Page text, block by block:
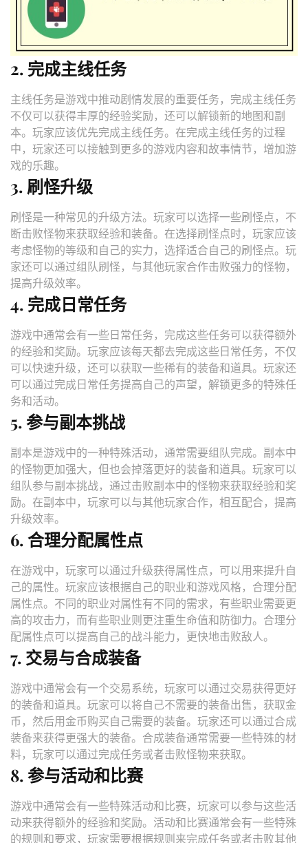
2. 完成主线任务
主线任务是游戏中推动剧情发展的重要任务，完成主线任务
不仅可以获得丰厚的经验奖励，还可以解锁新的地图和副
本。玩家应该优先完成主线任务。在完成主线任务的过程
中，玩家还可以接触到更多的游戏内容和故事情节，增加游
戏的乐趣。
3. 刷怪升级
刷怪是一种常见的升级方法。玩家可以选择一些刷怪点，不
断击败怪物来获取经验和装备。在选择刷怪点时，玩家应该
考虑怪物的等级和自己的实力，选择适合自己的刷怪点。玩
家还可以通过组队刷怪，与其他玩家合作击败强力的怪物，
提高升级效率。
4. 完成日常任务
游戏中通常会有一些日常任务，完成这些任务可以获得额外
的经验和奖励。玩家应该每天都去完成这些日常任务，不仅
可以快速升级，还可以获取一些稀有的装备和道具。玩家还
可以通过完成日常任务提高自己的声望，解锁更多的特殊任
务和活动。
5. 参与副本挑战
副本是游戏中的一种特殊活动，通常需要组队完成。副本中
的怪物更加强大，但也会掉落更好的装备和道具。玩家可以
组队参与副本挑战，通过击败副本中的怪物来获取经验和奖
励。在副本中，玩家可以与其他玩家合作，相互配合，提高
升级效率。
6. 合理分配属性点
在游戏中，玩家可以通过升级获得属性点，可以用来提升自
己的属性。玩家应该根据自己的职业和游戏风格，合理分配
属性点。不同的职业对属性有不同的需求，有些职业需要更
高的攻击力，而有些职业则更注重生命值和防御力。合理分
配属性点可以提高自己的战斗能力，更快地击败敌人。
7. 交易与合成装备
游戏中通常会有一个交易系统，玩家可以通过交易获得更好
的装备和道具。玩家可以将自己不需要的装备出售，获取金
币，然后用金币购买自己需要的装备。玩家还可以通过合成
装备来获得更强大的装备。合成装备通常需要一些特殊的材
料，玩家可以通过完成任务或者击败怪物来获取。
8. 参与活动和比赛
游戏中通常会有一些特殊活动和比赛，玩家可以参与这些活
动来获得额外的经验和奖励。活动和比赛通常会有一些特殊
的规则和要求，玩家需要根据规则来完成任务或者击败其他